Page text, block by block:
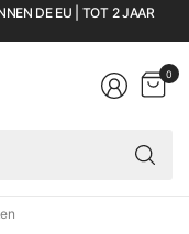
DE EU | TOT 2 JAAR
0